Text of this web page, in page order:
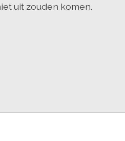
uit zouden komen.